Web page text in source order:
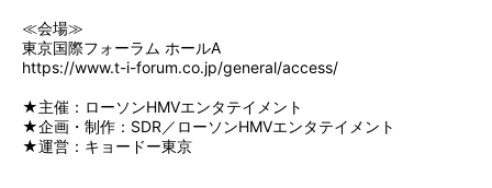
≪会場≫
東京国際フォーラム ホールA
https://www.t-i-forum.co.jp/general/access/
★主催：ローソンHMVエンタテイメント
★企画・制作：SDR／ローソンHMVエンタテイメント
★運営：キョードー東京